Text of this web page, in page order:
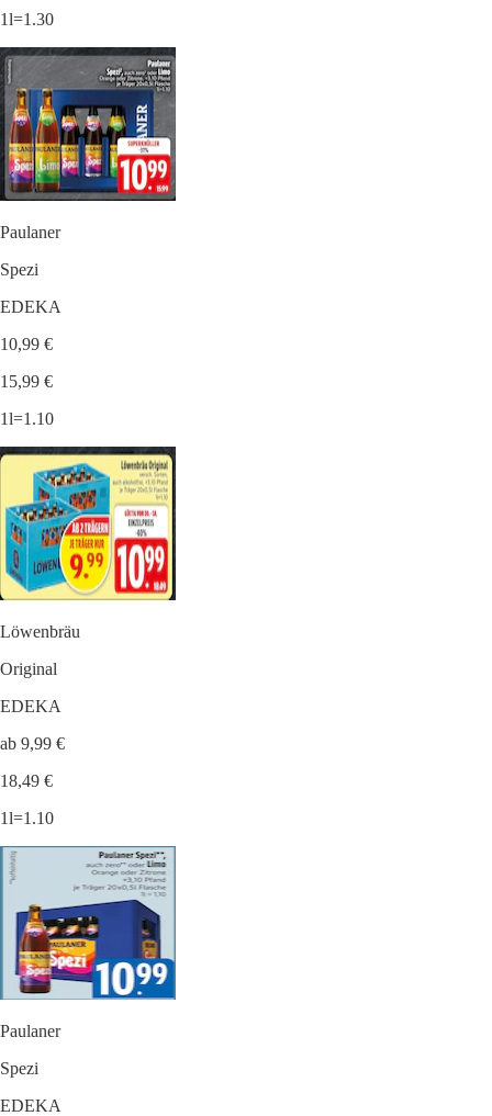
1l=1.30
Paulaner
Spezi
EDEKA
10,99 €
15,99 €
1l=1.10
Löwenbräu
Original
EDEKA
ab 9,99 €
18,49 €
1l=1.10
Paulaner
Spezi
EDEKA